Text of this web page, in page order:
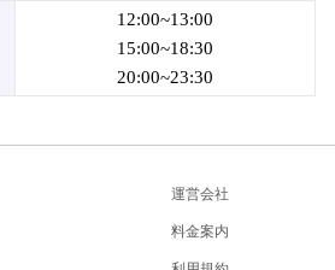
12:00~13:00
15:00~18:30
20:00~23:30
運営会社
料金案内